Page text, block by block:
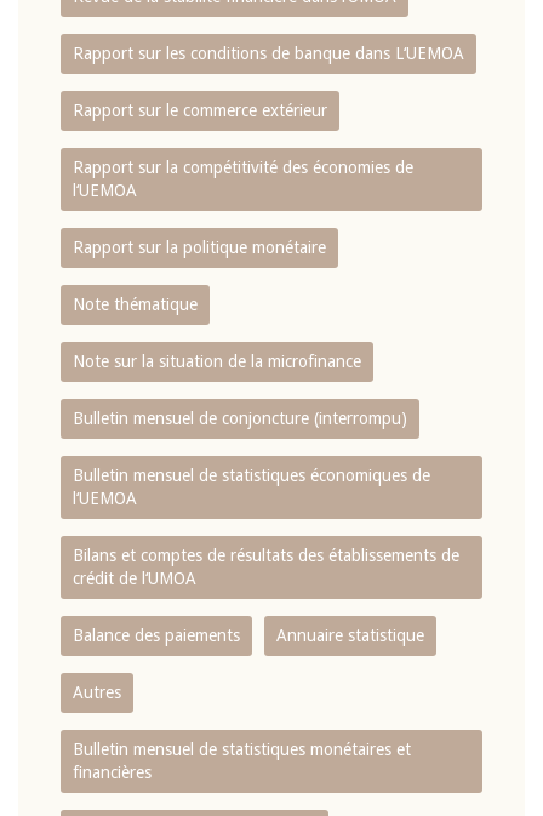
Rapport sur les conditions de banque dans L‘UEMOA
Rapport sur le commerce extérieur
Rapport sur la compétitivité des économies de
l‘UEMOA
Rapport sur la politique monétaire
Note thématique
Note sur la situation de la microfinance
Bulletin mensuel de conjoncture (interrompu)
Bulletin mensuel de statistiques économiques de
l‘UEMOA
Bilans et comptes de résultats des établissements de
crédit de l‘UMOA
Balance des paiements Annuaire statistique
Autres
Bulletin mensuel de statistiques monétaires et
financières